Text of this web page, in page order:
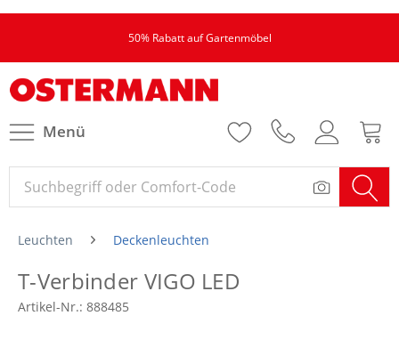
50% Rabatt auf Gartenmöbel
Menü
Leuchten Deckenleuchten
T-Verbinder VIGO LED
Artikel-Nr.: 888485